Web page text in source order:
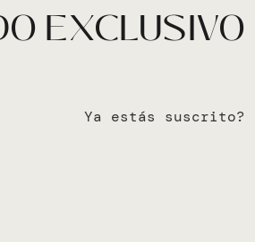
Ya estás suscrito?